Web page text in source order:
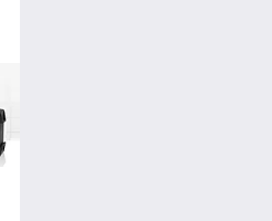
оптимального
не только от использования
но и от его